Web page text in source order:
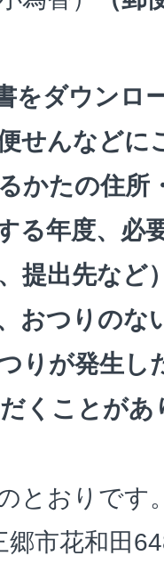
をダウンロ
せんなどに
かたの住所
る年度、必
提出先など
おつりのな
りが発生し
くことが
とおりです
郷市花和田